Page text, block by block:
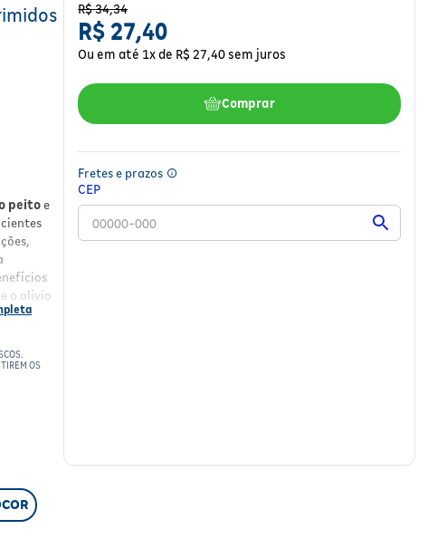
peitoe
o alívio
e
OS
R$34,34
R$ 27,40
Ou em até 1x de R$ 27,40sem juros
Comprar
Fretes e prazos
CEP